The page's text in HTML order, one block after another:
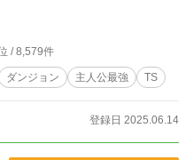
を失った私は故郷である辺境都市
に。 その旅路の中で望
きた侯爵令嬢にして規格外の魔術
メールと出会った私は彼女と共に
わせてバディとなり、困難を乗り越
/ 8,579件
ダンジョン 主人公最強 TS
登録日 2025.06.14